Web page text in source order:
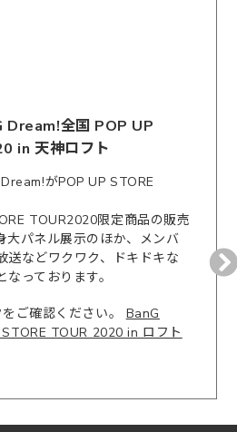
Dream!全国 POP UP
in 天神ロフト
がPOP UP STORE
TOUR2020限定商品の販売
大パネル展示のほか、メンバ
送などワクワク、ドキドキな
っております。
ご確認ください。 BanG
TOUR 2020 in ロフト